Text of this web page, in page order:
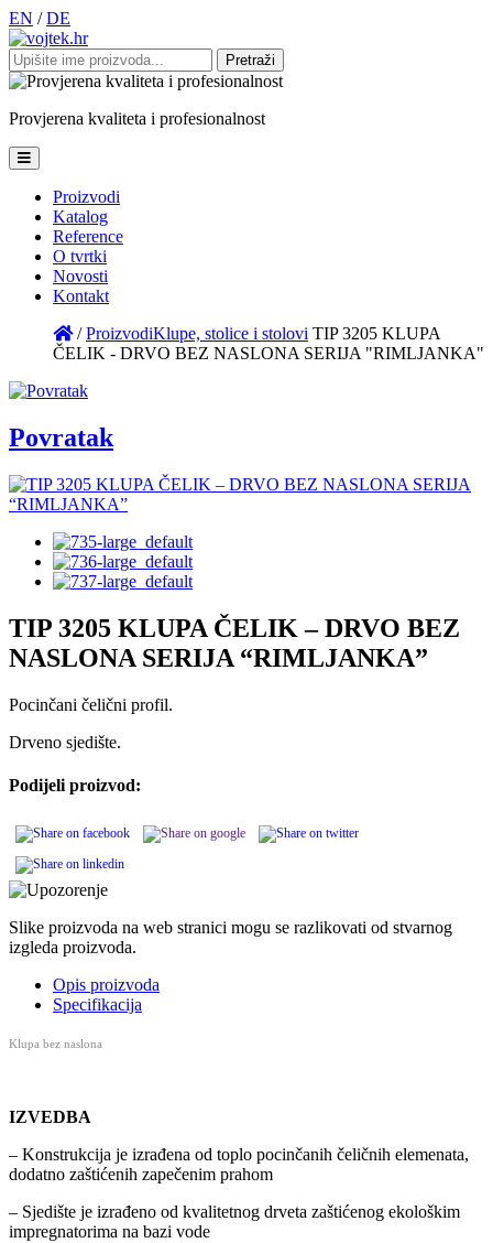
EN / DE
Pretraži:
Provjerena kvaliteta i profesionalnost
Proizvodi
Katalog
Reference
O tvrtki
Novosti
Kontakt
/ProizvodiKlupe, stolice i stolovi TIP 3205 KLUPA
ČELIK - DRVO BEZ NASLONA SERIJA "RIMLJANKA"
Povratak
TIP 3205 KLUPA ČELIK – DRVO BEZ
NASLONA SERIJA “RIMLJANKA”
Pocinčani čelični profil.
Drveno sjedište.
Podijeli proizvod:
Slike proizvoda na web stranici mogu se razlikovati od stvarnog
izgleda proizvoda.
Opis proizvoda
Specifikacija
Klupa bez naslona
IZVEDBA
– Konstrukcija je izrađena od toplo pocinčanih čeličnih elemenata,
dodatno zaštićenih zapečenim prahom
– Sjedište je izrađeno od kvalitetnog drveta zaštićenog ekološkim
impregnatorima na bazi vode